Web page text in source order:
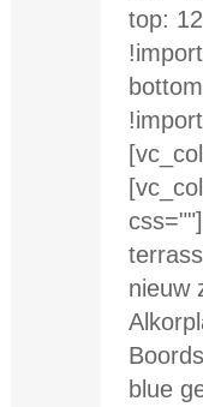
top:
nieuw
blue